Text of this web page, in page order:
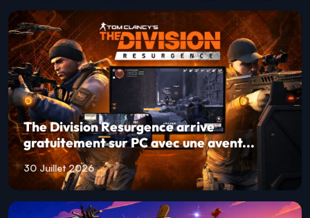
The Division Resurgence arrive
gratuitement sur PC avec une avent...
30 Juillet 2026